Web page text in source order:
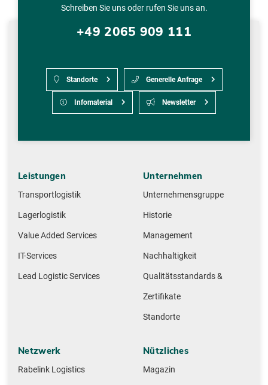
Schreiben Sie uns oder rufen Sie uns an.
+49 2065 909 111
Standorte Generelle Anfrage
Infomaterial Newsletter
Leistungen
Transportlogistik
Lagerlogistik
Value Added Services
IT-Services
Lead Logistic Services
Unternehmen
Unternehmensgruppe
Historie
Management
Nachhaltigkeit
Qualitätsstandards &
Zertifikate
Standorte
Netzwerk
Rabelink Logistics
Nützliches
Magazin